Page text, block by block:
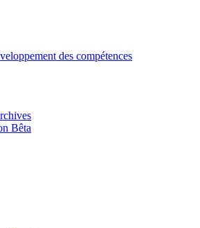
plateformes
de jeux multijoueurs
des compétences
Bêta